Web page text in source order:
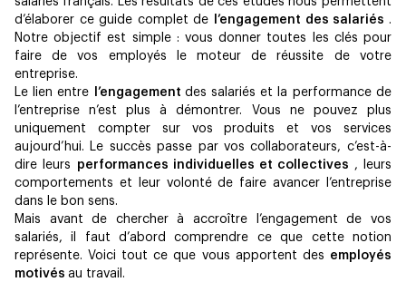
d’élaborer ce guide complet de
l’engagement des salariés .
Notre objectif est simple : vous donner toutes les clés pour
faire de vos employés le moteur de réussite de votre
entreprise.
Le lien entre
l’engagement des salariés et la performance de
l’entreprise n’est plus à démontrer. Vous ne pouvez plus
uniquement compter sur vos produits et vos services
aujourd’hui. Le succès passe par vos collaborateurs, c’est-à-
dire leurs
performances individuelles et collectives , leurs
comportements et leur volonté de faire avancer l’entreprise
dans le bon sens.
Mais avant de chercher à accroître l’engagement de vos
salariés, il faut d’abord comprendre ce que cette notion
représente. Voici tout ce que vous apportent des employés
motivés au travail.